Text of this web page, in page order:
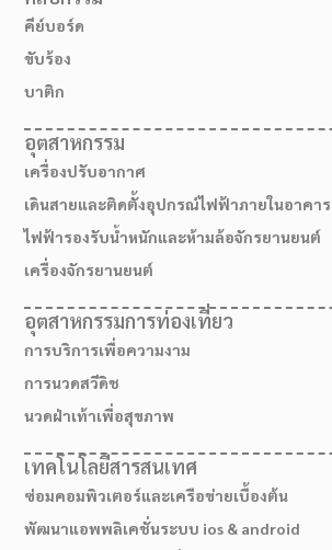
เส้นทางมาโรงเรียน
คีย์บอร์ด
ขับร้อง
บาติก
อุตสาหกรรม
เครื่องปรับอากาศ
เดินสายและติดตั้งอุปกรณ์ไฟฟ้าภายในอาคาร
ไฟฟ้ารองรับน้ำหนักและห้ามล้อจักรยานยนต์
เครื่องจักรยานยนต์
อุตสาหกรรมการท่องเที่ยว
การบริการเพื่อความงาม
การนวดสวีดิช
นวดฝ่าเท้าเพื่อสุขภาพ
เทคโนโลยีสารสนเทศ
ซ่อมคอมพิวเตอร์และเครือข่ายเบื้องต้น
พัฒนาแอพพลิเคชั่นระบบ ios & android